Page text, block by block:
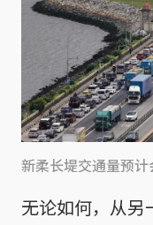
新柔长堤交通量预计
无论如何，从另